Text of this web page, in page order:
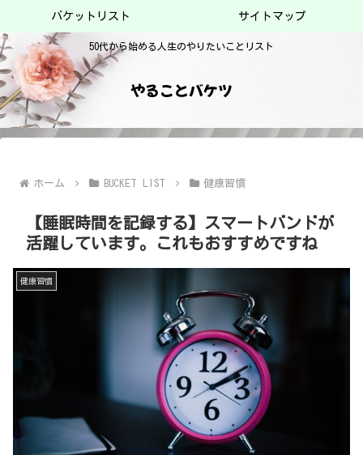
50代から始める人生のやりたいことリスト
やることバケツ
バケットリスト サイトマップ
ホーム BUCKET LIST 健康習慣
【睡眠時間を記録する】スマートバンドが
活躍しています。これもおすすめですね
健康習慣